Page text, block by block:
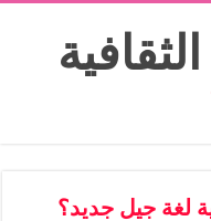
لغة جيل جديد؟